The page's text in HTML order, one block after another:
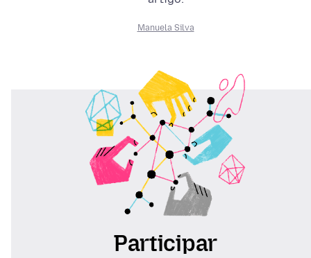
Manuela Silva
Participar